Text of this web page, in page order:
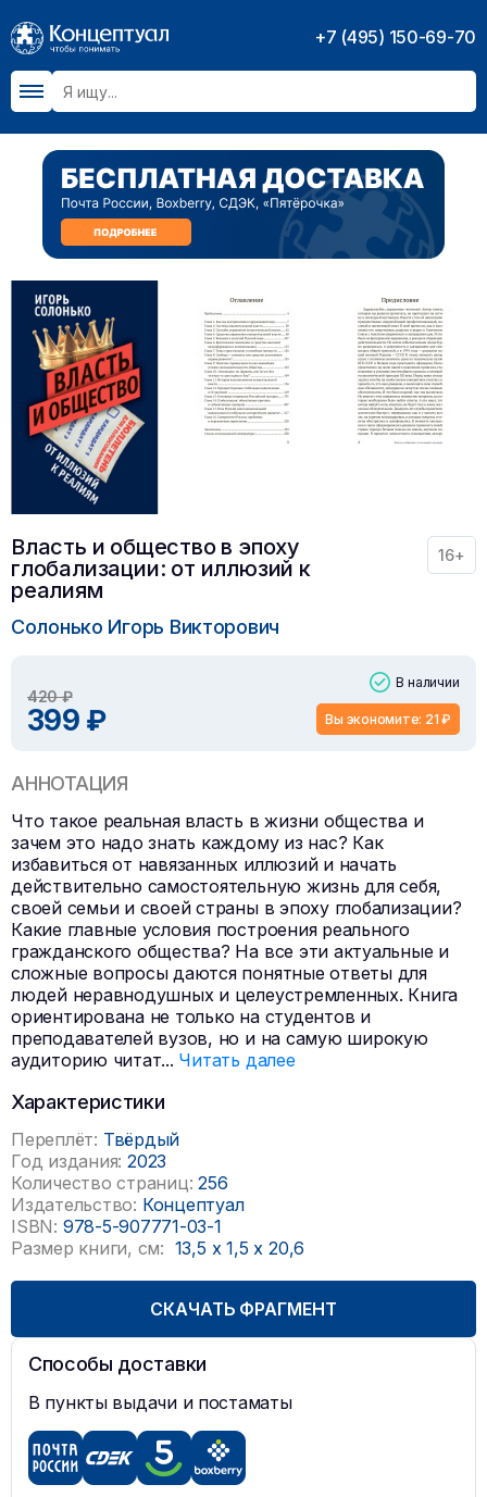
+7 (495) 150-69-70
Власть и общество в эпоху
глобализации: от иллюзий к
реалиям
16+
Солонько Игорь Викторович
420 ₽
399 ₽
В наличии
Вы экономите: 21 ₽
АННОТАЦИЯ
Что такое реальная власть в жизни общества и
зачем это надо знать каждому из нас? Как
избавиться от навязанных иллюзий и начать
действительно самостоятельную жизнь для себя,
своей семьи и своей страны в эпоху глобализации?
Какие главные условия построения реального
гражданского общества? На все эти актуальные и
сложные вопросы даются понятные ответы для
людей неравнодушных и целеустремленных. Книга
ориентирована не только на студентов и
преподавателей вузов, но и на самую широкую
аудиторию читат... Читать далее
Характеристики
Переплёт: Твёрдый
Год издания: 2023
Количество страниц: 256
Издательство: Концептуал
ISBN: 978-5-907771-03-1
Размер книги, см: 13,5 x 1,5 x 20,6
СКАЧАТЬ ФРАГМЕНТ
Способы доставки
В пункты выдачи и постаматы